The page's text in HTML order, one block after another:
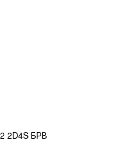
2D4S БРВ